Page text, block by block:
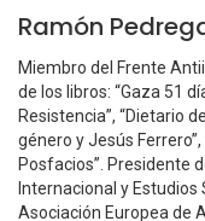
Ramón
Miembro del Frente
de los libros: “Gaza 51
Resistencia”, “Dietario
género y Jesús
Posfacios”. Presidente
Internacional y Estudios
Asociación Europea de